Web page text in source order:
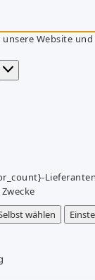
Website und
Lieferanten
wählen